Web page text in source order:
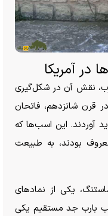
در آمریکا
نقش آن در شکل‌گیری
قرن شانزدهم، فاتحان
آوردند. این اسب‌ها که
بودند، به طبیعت
یکی از نماد‌های
بارب جد مستقیم یکی